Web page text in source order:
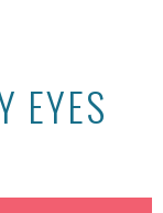
EYES